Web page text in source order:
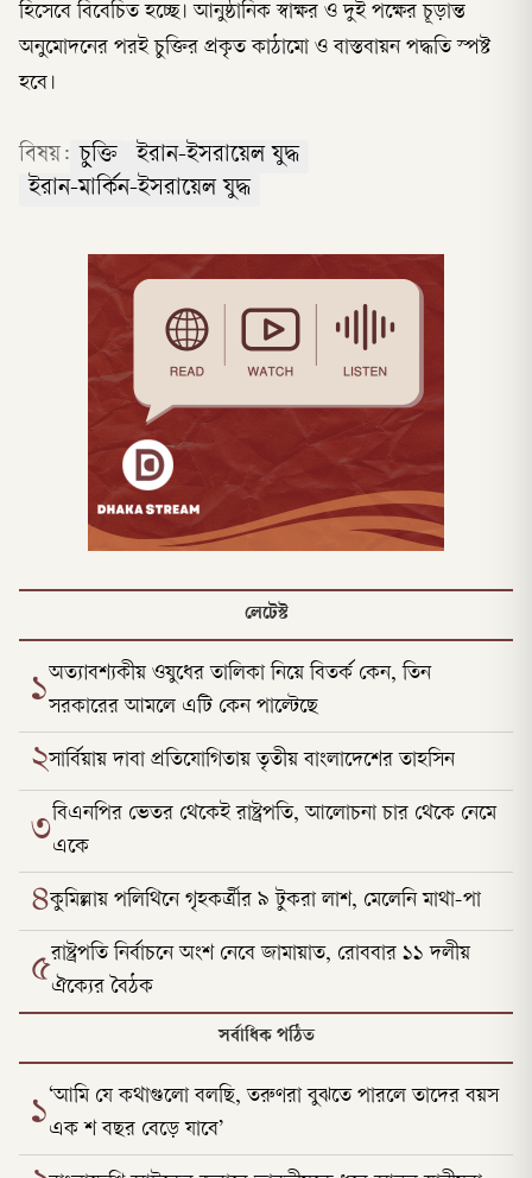
হিসেবে বিবেচিত হচ্ছে। আনুষ্ঠানিক স্বাক্ষর ও দুই পক্ষের চূড়ান্ত
অনুমোদনের পরই চুক্তির প্রকৃত কাঠামো ও বাস্তবায়ন পদ্ধতি স্পষ্ট
হবে।
বিষয়: চুক্তি
ইরান-ইসরায়েল যুদ্ধ
ইরান-মার্কিন-ইসরায়েল যুদ্ধ
লেটেস্ট
১অত্যাবশ্যকীয় ওষুধের তালিকা নিয়ে বিতর্ক কেন, তিন
সরকারের আমলে এটি কেন পাল্টেছে
২সার্বিয়ায় দাবা প্রতিযোগিতায় তৃতীয় বাংলাদেশের তাহসিন
৩বিএনপির ভেতর থেকেই রাষ্ট্রপতি, আলোচনা চার থেকে নেমে
একে
৪কুমিল্লায় পলিথিনে গৃহকর্ত্রীর ৯ টুকরা লাশ, মেলেনি মাথা-পা
৫রাষ্ট্রপতি নির্বাচনে অংশ নেবে জামায়াত, রোববার ১১ দলীয়
ঐক্যের বৈঠক
সর্বাধিক পঠিত
১‘আমি যে কথাগুলো বলছি, তরুণরা বুঝতে পারলে তাদের বয়স
এক শ বছর বেড়ে যাবে’